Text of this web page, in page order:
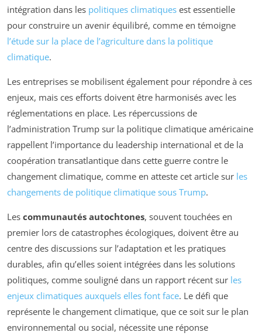
intégration dans les politiques climatiques est essentielle
pour construire un avenir équilibré, comme en témoigne
l’étude sur la place de l’agriculture dans la politique
climatique.
Les entreprises se mobilisent également pour répondre à ces
enjeux, mais ces efforts doivent être harmonisés avec les
réglementations en place. Les répercussions de
l’administration Trump sur la politique climatique américaine
rappellent l’importance du leadership international et de la
coopération transatlantique dans cette guerre contre le
changement climatique, comme en atteste cet article sur les
changements de politique climatique sous Trump.
Les communautés autochtones, souvent touchées en
premier lors de catastrophes écologiques, doivent être au
centre des discussions sur l’adaptation et les pratiques
durables, afin qu’elles soient intégrées dans les solutions
politiques, comme souligné dans un rapport récent sur les
enjeux climatiques auxquels elles font face. Le défi que
représente le changement climatique, que ce soit sur le plan
environnemental ou social, nécessite une réponse